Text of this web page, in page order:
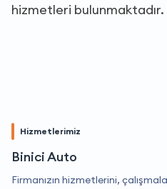
hizmetleri bulunmaktadır.
Hizmetlerimiz
Binici Auto
Firmanızın hizmetlerini,